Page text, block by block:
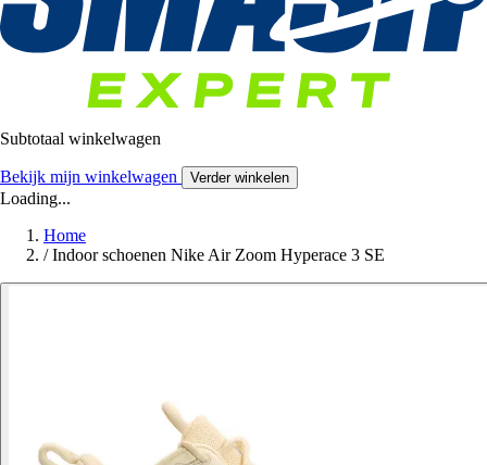
Subtotaal winkelwagen
Bekijk mijn winkelwagen Verder winkelen
Loading...
Home
/ Indoor schoenen Nike Air Zoom Hyperace 3 SE